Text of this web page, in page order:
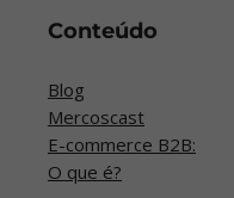
Conteúdo
Blog
Mercoscast
E-commerce B2B:
O que é?